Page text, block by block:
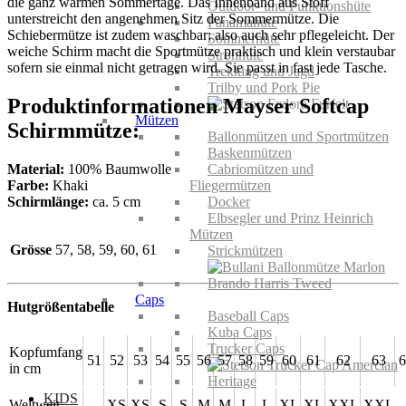
Outdoor- und Funktionshüte
Panamahüte
Sommerhüte
Strohhüte
Trekking und Jagd
Trilby und Pork Pie
Mützen
Ballonmützen und Sportmützen
Baskenmützen
Cabriomützen und
Fliegermützen
Docker
Elbsegler und Prinz Heinrich
Mützen
Strickmützen
Caps
Baseball Caps
Kuba Caps
Trucker Caps
KIDS
unterstreicht den angenehmen Sitz der Sommermütze. Die
Schiebermütze ist zudem waschbar; also auch sehr pflegeleicht. Der
weiche Schirm macht die Sportmütze praktisch und klein verstaubar
sofern sie einmal nicht getragen wird. Sie passt in fast jede Tasche.
Produktinformationen Mayser Softcap
Schirmmütze:
Material: 100% Baumwolle
Farbe: Khaki
Schirmlänge: ca. 5 cm
Grösse 57, 58, 59, 60, 61
Hutgrößentabelle
Kopfumfang
in cm
51 52 53 54 55 56 57 58 59 60 61 62 63